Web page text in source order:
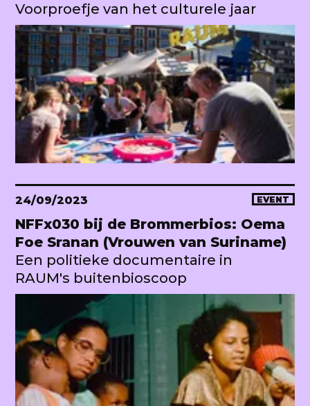
Voorproefje van het culturele jaar
24/09/2023 EVENT
NFFx030 bij de Brommerbios: Oema
Foe Sranan (Vrouwen van Suriname)
Een politieke documentaire in
RAUM's buitenbioscoop